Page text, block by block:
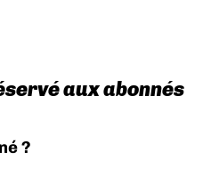
aux abonnés
?